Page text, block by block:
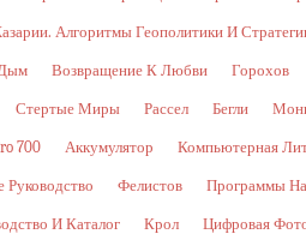
Алгоритмы Геополитики И
Возвращение К Любви Горохов
Стертые Миры Рассел Бегли
700 Аккумулятор Компьютерная
Руководство Фелистов Программы
И Каталог Крол Цифровая